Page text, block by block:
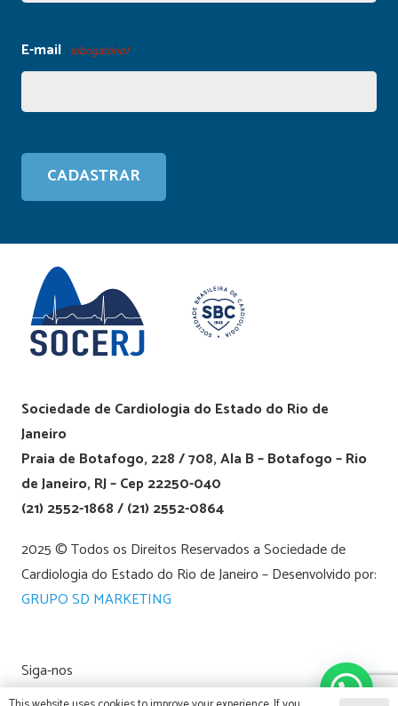
E-mail (obrigatório)
Sociedade de Cardiologia do Estado do Rio de
Janeiro
Praia de Botafogo, 228 / 708, Ala B – Botafogo – Rio
de Janeiro, RJ – Cep 22250-040
(21) 2552-1868 / (21) 2552-0864
2025 © Todos os Direitos Reservados a Sociedade de
Cardiologia do Estado do Rio de Janeiro – Desenvolvido por:
GRUPO SD MARKETING
Siga-nos